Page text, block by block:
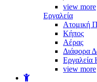
view more
Εργαλεία
Aτομική
Kήπος
Αέρας
Διάφορα
Εργαλεία
view more